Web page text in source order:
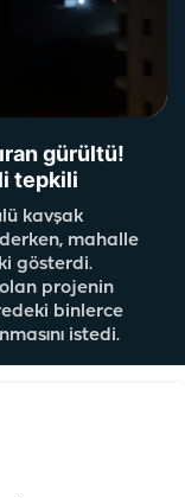
gürültü!
tepkili
kavşak
mahalle
gösterdi.
olan projenin
binlerce
istedi.